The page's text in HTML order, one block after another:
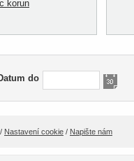
korun
do
/ Nastavení cookie / Napište nám